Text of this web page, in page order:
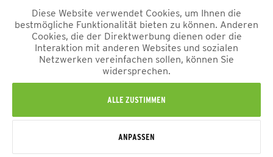
sowie Geschenkgutscheine sind vom Rabatt ausgeschlossen. Der
Rabattcode ist nicht mit anderen Aktionen oder Gutscheinen
kombinierbar. Der Mindestbestellwert beträgt 50 €
*Alle Preise verstehen sich inkl. Mehrwertsteuer und zzgl.
und ggf. Nachnahmegebühren, wenn nicht anders
beschrieben.
Alle Rechte vorbehalten © 2026
Diese Website verwendet Cookies, um Ihnen die
bestmögliche Funktionalität bieten zu können. Anderen
Cookies, die der Direktwerbung dienen oder die
Interaktion mit anderen Websites und sozialen
Netzwerken vereinfachen sollen, können Sie
widersprechen.